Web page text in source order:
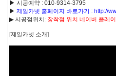
▶ 시공예약 : 010-9314-3795
▶ 제일카넷 홈페이지 바로가기 : http://
▶ 시공점위치: 장착점 위치 네이버 플레
[제일카넷 소개]